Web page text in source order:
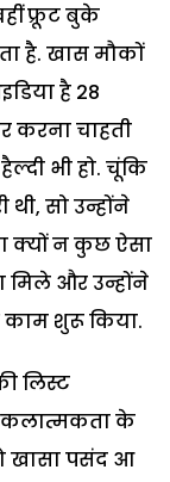
फ्रूट बुके
है. खास मौकों
है 28
करना चाहती
भी हो. चूंकि
सो उन्होंने
क्यों न कुछ ऐसा
मिले और उन्होंने
काम शुरू किया.
लिस्ट
कलात्मकता के
खासा पसंद आ